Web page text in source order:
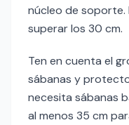
núcleo de soporte.
superar los 30 cm.
Ten en cuenta el
sábanas y
necesita sábanas
al menos 35 cm